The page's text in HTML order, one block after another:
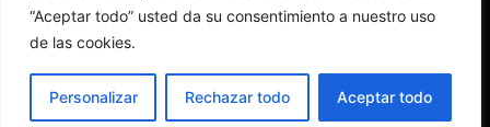
“Aceptar todo” usted da su consentimiento a nuestro uso
de las cookies.
Personalizar Rechazar todo Aceptar todo